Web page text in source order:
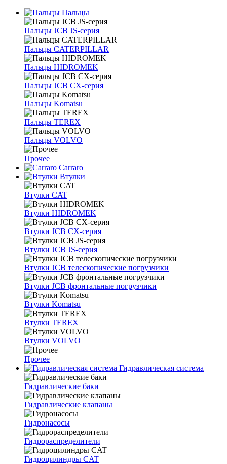
Пальцы
Пальцы JCB JS-серия
Пальцы CATERPILLAR
Пальцы HIDROMEK
Пальцы JCB CX-серия
Пальцы Komatsu
Пальцы TEREX
Пальцы VOLVO
Прочее
Carraro
Втулки
Втулки CAT
Втулки HIDROMEK
Втулки JCB CX-серия
Втулки JCB JS-серия
Втулки JCB телескопические погрузчики
Втулки JCB фронтальные погрузчики
Втулки Komatsu
Втулки TEREX
Втулки VOLVO
Прочее
Гидравлическая система
Гидравлические баки
Гидравлические клапаны
Гидронасосы
Гидрораспределители
Гидроцилиндры CAT